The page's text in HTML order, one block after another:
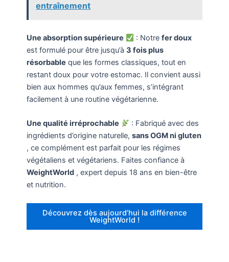
entraînement
Une absorption supérieure : Notrefer doux
est formulé pour être jusqu’à 3 fois plus
résorbable que les formes classiques, tout en
restant doux pour votre estomac. Il convient aussi
bien aux hommes qu’aux femmes, s’intégrant
facilement à une routine végétarienne.
Une qualité irréprochable
: Fabriqué avec des
ingrédients d’origine naturelle, sans OGM ni gluten
, ce complément est parfait pour les régimes
végétaliens et végétariens. Faites confiance à
WeightWorld, expert depuis 18 ans en bien-être
et nutrition.
Découvrez dès aujourd’hui la différence
WeightWorld !